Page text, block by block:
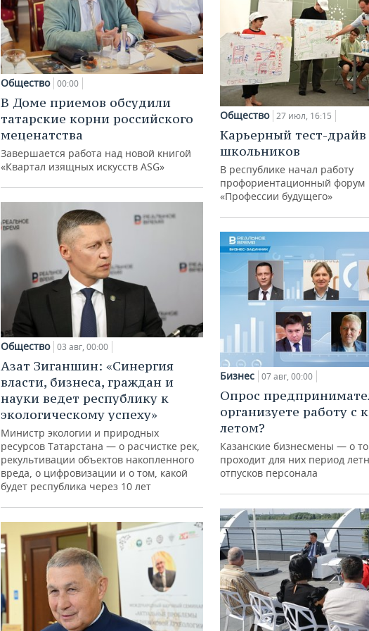
Общество 00:00
В Доме приемов обсудили
татарские корни российского
меценатства
Завершается работа над новой книгой
«Квартал изящных искусств ASG»
Общество 03 авг, 00:00
Азат Зиганшин: «Синергия
власти, бизнеса, граждан и
науки ведет республику к
экологическому успеху»
Министр экологии и природных
ресурсов Татарстана — о расчистке рек,
рекультивации объектов накопленного
вреда, о цифровизации и о том, какой
будет республика через 10 лет
Общество 27 июл, 16:15
Карьерный тест-драйв
школьников
В республике начал работу
профориентационный форум
«Профессии будущего»
Бизнес 07 авг, 00:00
Опрос
организуете работу с
летом?
Казанские бизнесмены — о
проходит для них период
отпусков персонала